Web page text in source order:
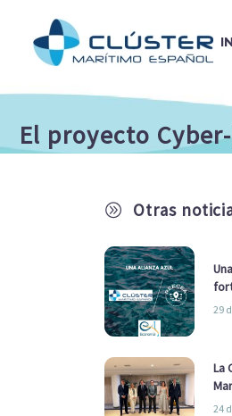
El proyecto
A Otras
29
La
24